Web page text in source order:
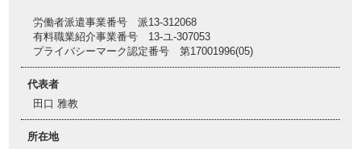
労働者派遣事業番号 派13-312068
有料職業紹介事業番号 13-ユ-307053
プライバシーマーク認定番号 第17001996(05)
代表者
田口 雅教
所在地